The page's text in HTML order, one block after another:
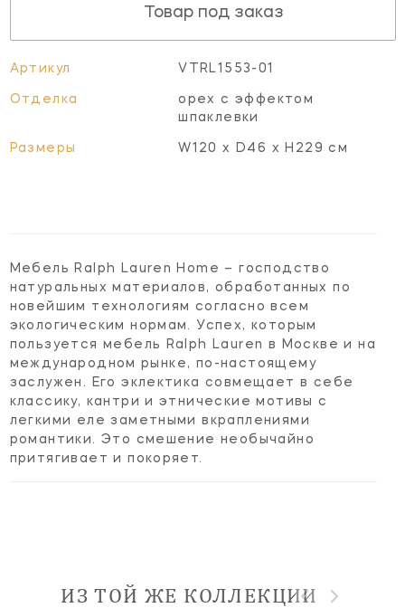
Товар под заказ
Артикул VTRL1553-01
Отделка
орех с эффектом
шпаклевки
Размеры W120 x D46 x H229 см
Мебель Ralph Lauren Home – господство
натуральных материалов, обработанных по
новейшим технологиям согласно всем
экологическим нормам. Успех, которым
пользуется мебель Ralph Lauren в Москве и на
международном рынке, по-настоящему
заслужен. Его эклектика совмещает в себе
классику, кантри и этнические мотивы с
легкими еле заметными вкраплениями
романтики. Это смешение необычайно
притягивает и покоряет.
ИЗ ТОЙ ЖЕ КОЛЛЕКЦИИ